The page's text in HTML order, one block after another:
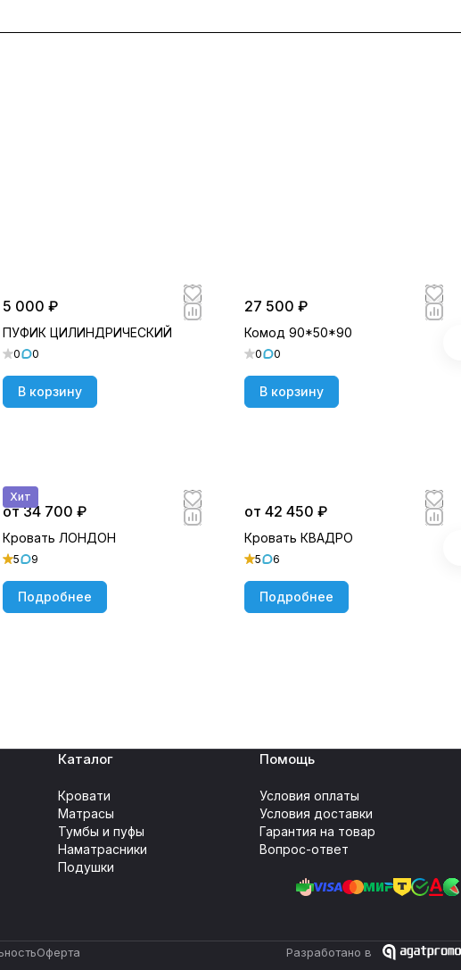
5 000 ₽
ПУФИК ЦИЛИНДРИЧЕСКИЙ
0 0
В корзину
27 500 ₽
Комод 90*50*90
0 0
В корзину
Хит
от 34 700 ₽
Кровать ЛОНДОН
5 9
Подробнее
от 42 450 ₽
Кровать КВАДРО
5 6
Подробнее
Каталог
Кровати
Матрасы
Тумбы и пуфы
Наматрасники
Подушки
Помощь
Условия оплаты
Условия доставки
Гарантия на товар
Вопрос-ответ
Оферта Разработано в